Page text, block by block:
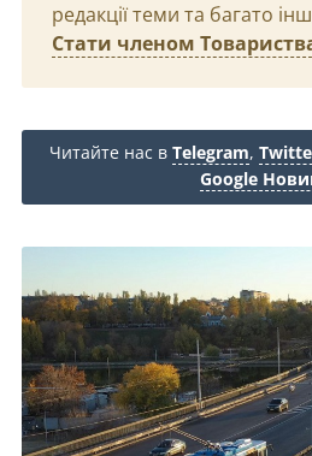
редакції теми та багато
Стати членом
Читайте нас в Telegram,
Google